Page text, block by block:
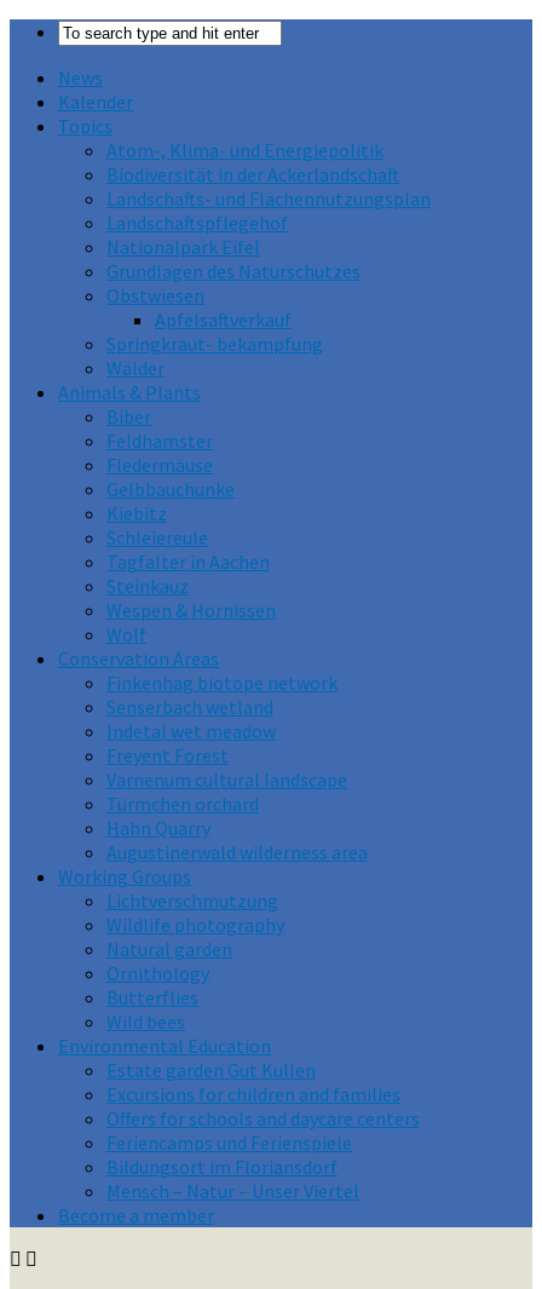
News
Kalender
Topics
Atom-, Klima- und Energiepolitik
Biodiversität in der Ackerlandschaft
Landschafts- und Flächennutzungsplan
Landschaftspflegehof
Nationalpark Eifel
Grundlagen des Naturschutzes
Obstwiesen
Apfelsaftverkauf
Springkraut- bekämpfung
Wälder
Animals & Plants
Biber
Feldhamster
Fledermäuse
Gelbbauchunke
Kiebitz
Schleiereule
Tagfalter in Aachen
Steinkauz
Wespen & Hornissen
Wolf
Conservation Areas
Finkenhag biotope network
Senserbach wetland
Indetal wet meadow
Freyent Forest
Varnenum cultural landscape
Türmchen orchard
Hahn Quarry
Augustinerwald wilderness area
Working Groups
Lichtverschmutzung
Wildlife photography
Natural garden
Ornithology
Butterflies
Wild bees
Environmental Education
Estate garden Gut Kullen
Excursions for children and families
Offers for schools and daycare centers
Feriencamps und Ferienspiele
Bildungsort im Floriansdorf
Mensch – Natur – Unser Viertel
Become a member